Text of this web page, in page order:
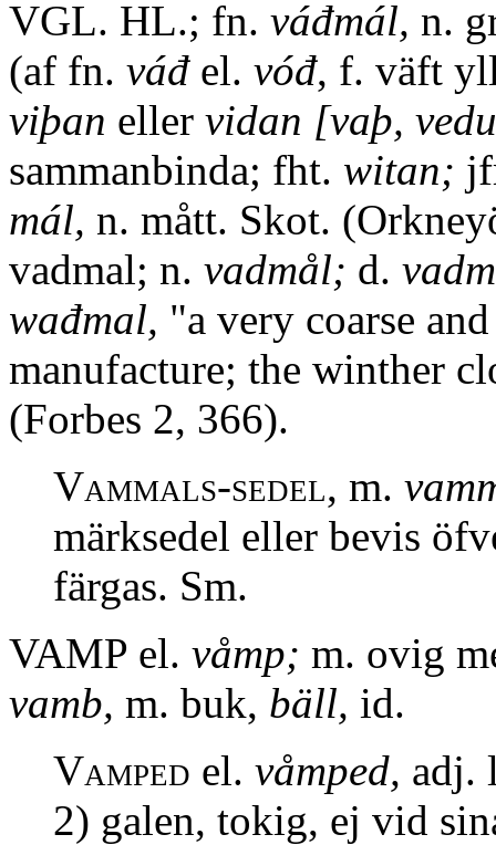
VGL. HL.; fn. váđmál, n.
(af fn. váđel. vóđ, f. väft
viþan eller vidan [vaþ,
sammanbinda; fht. witan;
mál, n. mått. Skot.
vadmal; n. vadmål; d.
wađmal, "a very coarse
manufacture; the winther
(Forbes 2, 366).
Vammals-sedel, m.
märksedel eller bevis
färgas. Sm.
VAMP el. våmp; m. ovig
vamb, m. buk, bäll, id.
Vamped el. våmped, adj.
2) galen, tokig, ej vid